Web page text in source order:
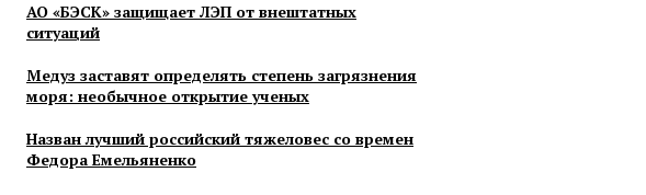
АО «БЭСК» защищает ЛЭП от внештатных
ситуаций
Медуз заставят определять степень загрязнения
моря: необычное открытие ученых
Назван лучший российский тяжеловес со времен
Федора Емельяненко